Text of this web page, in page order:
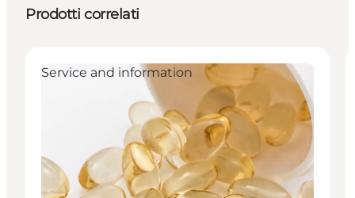
Prodotti correlati
Service and information